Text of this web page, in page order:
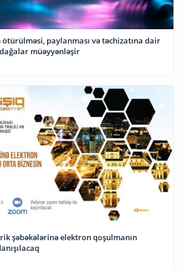
paylanması və təchizatına dair
əsas tələblər və qadağalar müəyyənləşir
şəbəkələrinə elektron qoşulmanın